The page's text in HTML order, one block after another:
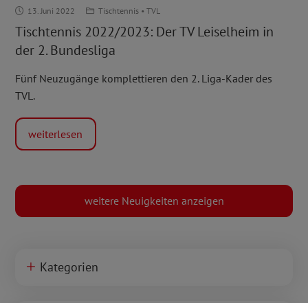
2022/2023:
Der
TV
in
der
2.
Bundesliga
13. Juni 2022 Tischtennis• TVL
Tischtennis 2022/2023: Der TV Leiselheim in
der 2. Bundesliga
Fünf Neuzugänge komplettieren den 2. Liga-Kader des
TVL.
weiterlesen
weitere Neuigkeiten anzeigen
Kategorien